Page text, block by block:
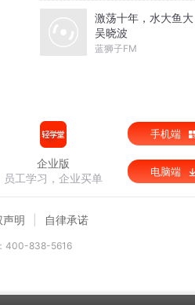
激荡十年，水大鱼大 |
吴晓波
蓝狮子FM
企业版
员工学习，企业买单
手机端
电脑端
声明 自律承诺
400-838-5616